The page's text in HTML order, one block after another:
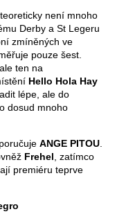
není mnoho
Derby a St Legeru
zmíněných ve
pouze šest.
, ale ten na
Hello Hola Hay
lépe, ale do
dosud mnoho
ANGE PITOU
Frehel , zatímco
premiéru teprve